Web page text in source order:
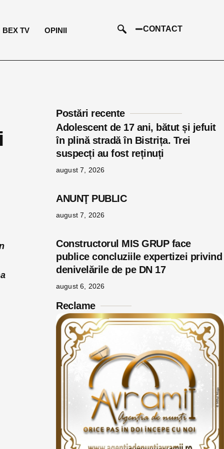
BEX TV OPINII CONTACT
Postări recente
Adolescent de 17 ani, bătut și jefuit
în plină stradă în Bistrița. Trei
suspecți au fost reținuți
august 7, 2026
ANUNŢ PUBLIC
august 7, 2026
Constructorul MIS GRUP face
publice concluziile expertizei privind
denivelările de pe DN 17
august 6, 2026
Reclame